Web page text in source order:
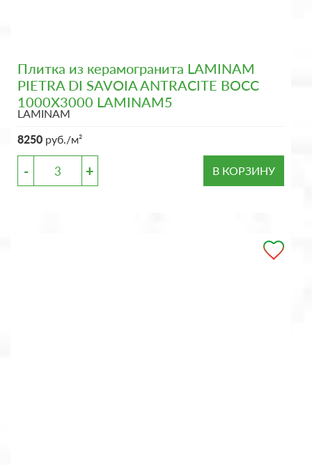
Плитка из керамогранита LAMINAM
PIETRA DI SAVOIA ANTRACITE BOCC
1000X3000 LAMINAM5
LAMINAM
8250 руб./м²
- + В КОРЗИНУ